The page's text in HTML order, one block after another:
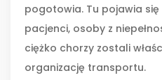
pogotowia. Tu pojawia
pacjenci, osoby z
ciężko chorzy zostali
organizację transportu.